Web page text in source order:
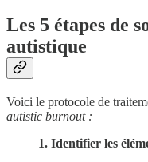
Les 5 étapes de
autistique
Voici le protocole de
autistic burnout :
1. Identifier les